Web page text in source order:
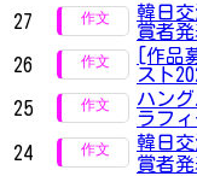
27
韓日
賞者
26
[作品
スト
25
ハン
ラフ
24
韓日交
賞者